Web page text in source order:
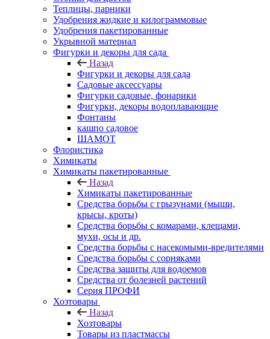
Теплицы, парники
Удобрения жидкие и килограммовые
Удобрения пакетированные
Укрывной материал
Фигурки и декоры для сада
Назад
Фигурки и декоры для сада
Садовые аксессуары
Фигурки садовые, фонарики
Фигурки, декоры водоплавающие
Фонтаны
кашпо садовое
ШАМОТ
Флористика
Химикаты
Химикаты пакетированные
Назад
Химикаты пакетированные
Средства борьбы с грызунами (мыши,
крысы, кроты)
Средства борьбы с комарами, клещами,
мухи, осы и др.
Средства борьбы с насекомыми-вредителями
Средства борьбы с сорняками
Средства защиты для водоемов
Средства от болезней растений
Серия ПРОФИ
Хозтовары
Назад
Хозтовары
Товары из пластмассы